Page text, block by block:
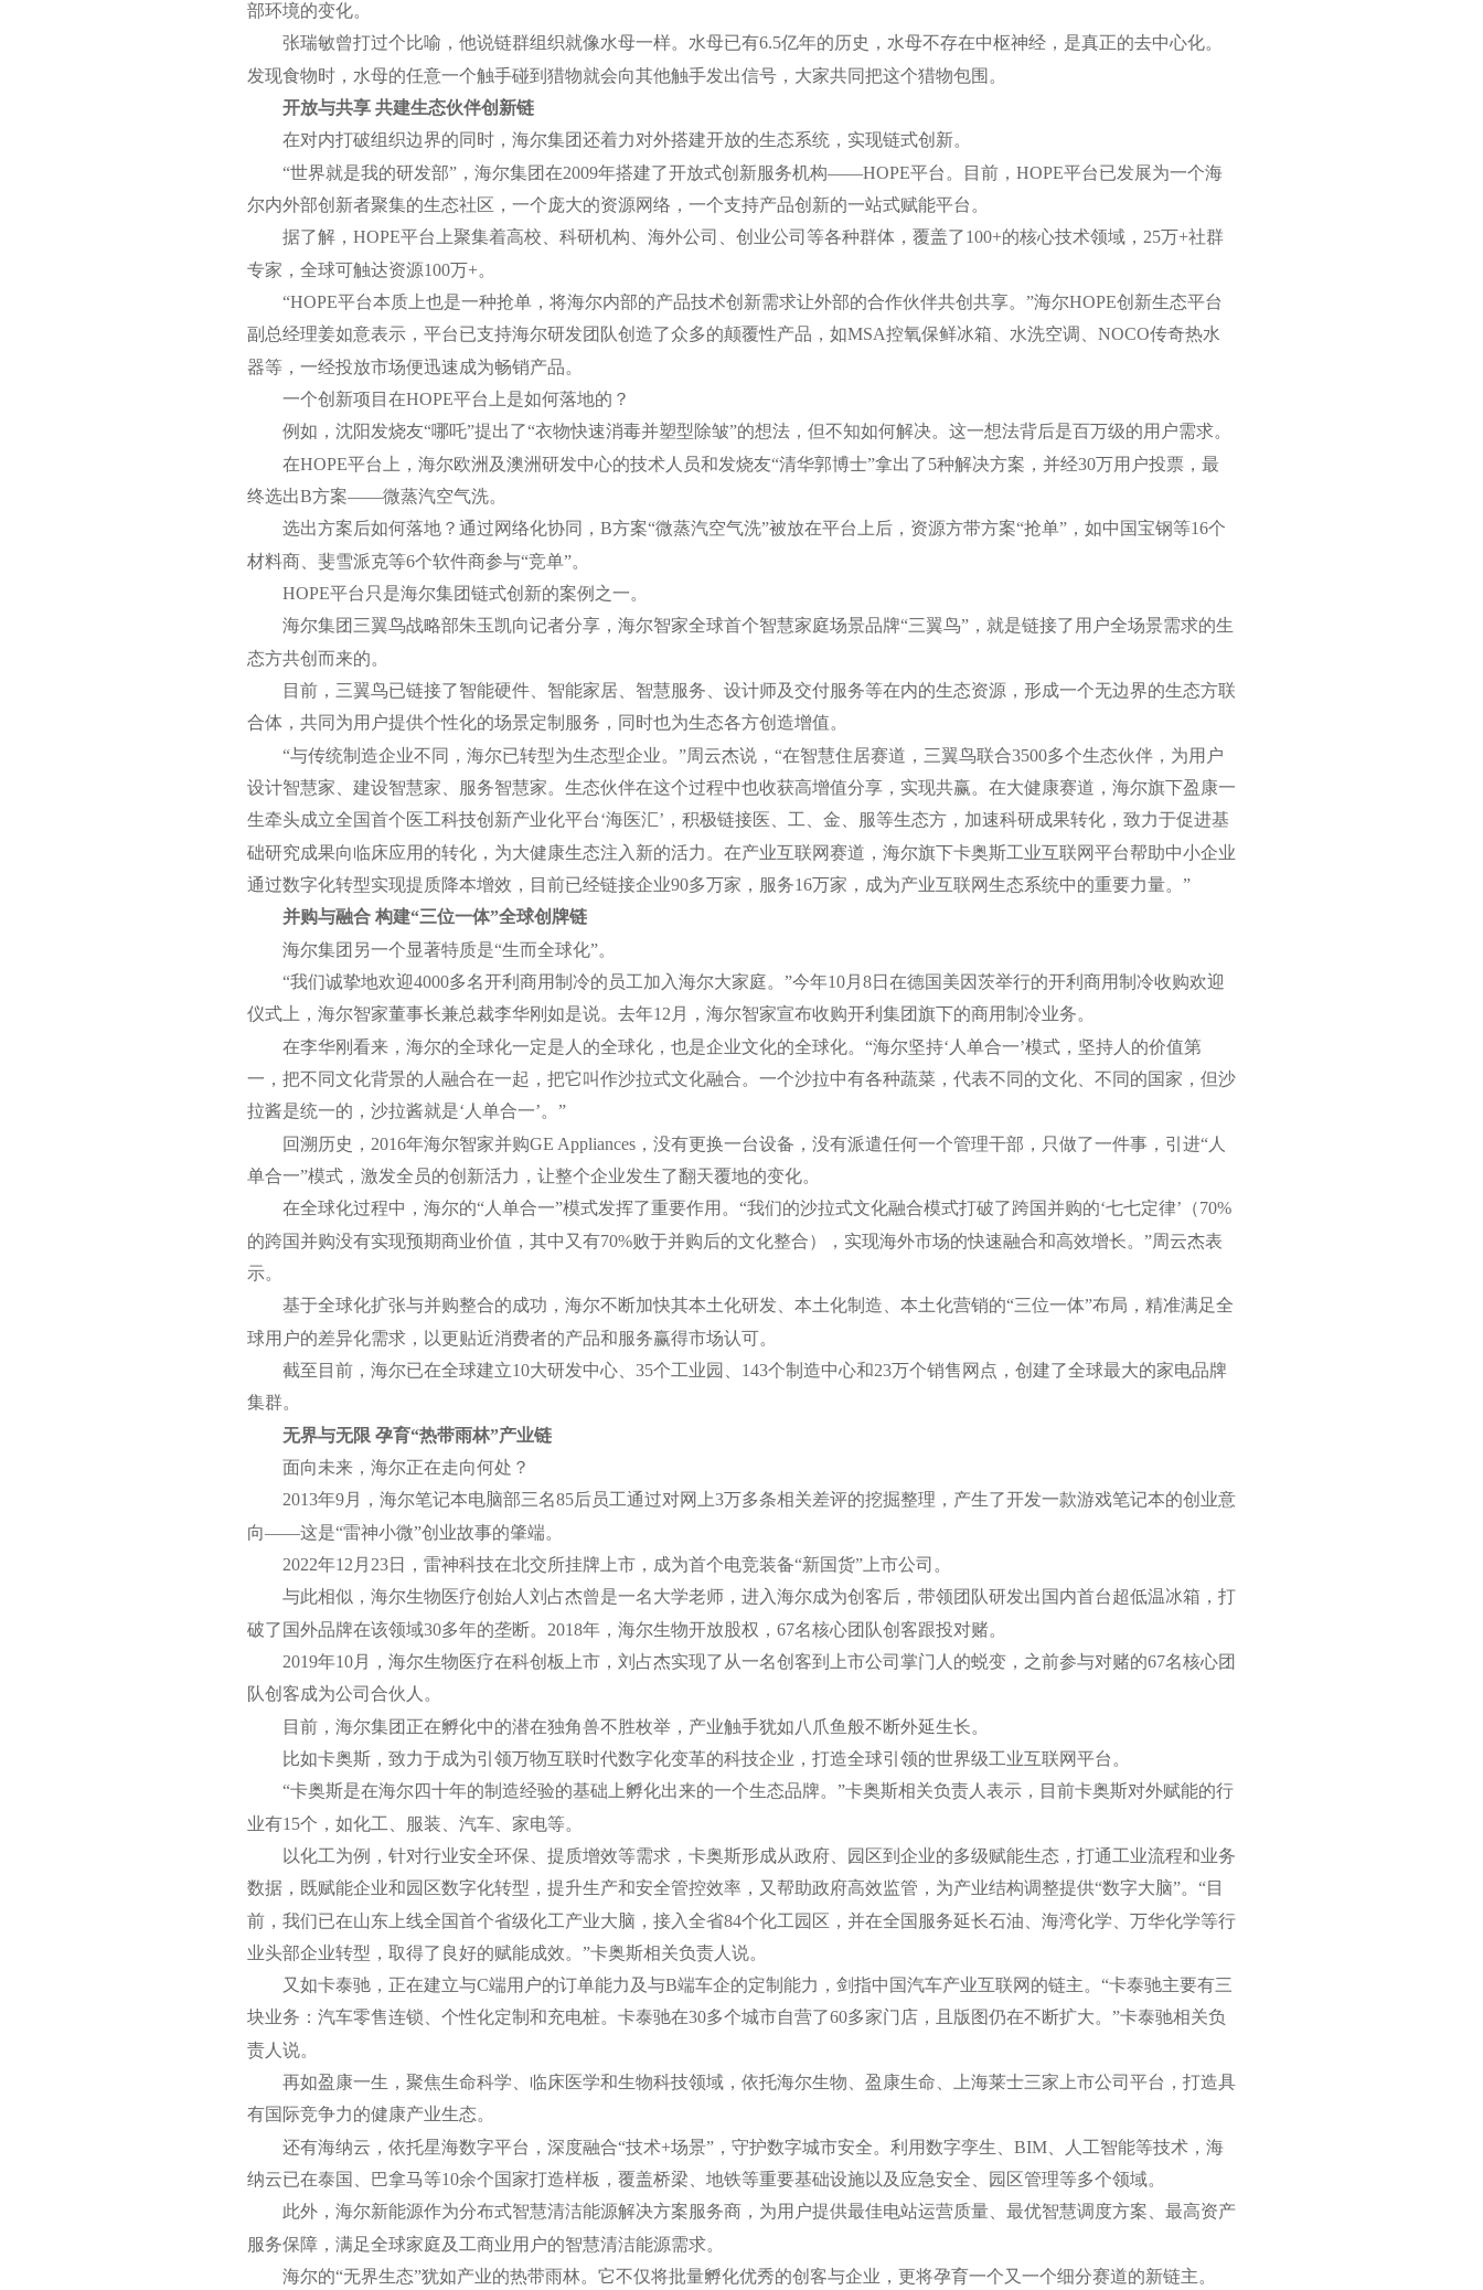
部环境的变化。
张瑞敏曾打过个比喻，他说链群组织就像水母一样。水母已有6.5亿年的历史，水母不存在中枢神经，是真正的去中心化。
发现食物时，水母的任意一个触手碰到猎物就会向其他触手发出信号，大家共同把这个猎物包围。
开放与共享 共建生态伙伴创新链
在对内打破组织边界的同时，海尔集团还着力对外搭建开放的生态系统，实现链式创新。
“世界就是我的研发部”，海尔集团在2009年搭建了开放式创新服务机构——HOPE平台。目前，HOPE平台已发展为一个海
尔内外部创新者聚集的生态社区，一个庞大的资源网络，一个支持产品创新的一站式赋能平台。
据了解，HOPE平台上聚集着高校、科研机构、海外公司、创业公司等各种群体，覆盖了100+的核心技术领域，25万+社群
专家，全球可触达资源100万+。
“HOPE平台本质上也是一种抢单，将海尔内部的产品技术创新需求让外部的合作伙伴共创共享。”海尔HOPE创新生态平台
副总经理姜如意表示，平台已支持海尔研发团队创造了众多的颠覆性产品，如MSA控氧保鲜冰箱、水洗空调、NOCO传奇热水
器等，一经投放市场便迅速成为畅销产品。
一个创新项目在HOPE平台上是如何落地的？
例如，沈阳发烧友“哪吒”提出了“衣物快速消毒并塑型除皱”的想法，但不知如何解决。这一想法背后是百万级的用户需求。
在HOPE平台上，海尔欧洲及澳洲研发中心的技术人员和发烧友“清华郭博士”拿出了5种解决方案，并经30万用户投票，最
终选出B方案——微蒸汽空气洗。
选出方案后如何落地？通过网络化协同，B方案“微蒸汽空气洗”被放在平台上后，资源方带方案“抢单”，如中国宝钢等16个
材料商、斐雪派克等6个软件商参与“竞单”。
HOPE平台只是海尔集团链式创新的案例之一。
海尔集团三翼鸟战略部朱玉凯向记者分享，海尔智家全球首个智慧家庭场景品牌“三翼鸟”，就是链接了用户全场景需求的生
态方共创而来的。
目前，三翼鸟已链接了智能硬件、智能家居、智慧服务、设计师及交付服务等在内的生态资源，形成一个无边界的生态方联
合体，共同为用户提供个性化的场景定制服务，同时也为生态各方创造增值。
“与传统制造企业不同，海尔已转型为生态型企业。”周云杰说，“在智慧住居赛道，三翼鸟联合3500多个生态伙伴，为用户
设计智慧家、建设智慧家、服务智慧家。生态伙伴在这个过程中也收获高增值分享，实现共赢。在大健康赛道，海尔旗下盈康一
生牵头成立全国首个医工科技创新产业化平台‘海医汇’，积极链接医、工、金、服等生态方，加速科研成果转化，致力于促进基
础研究成果向临床应用的转化，为大健康生态注入新的活力。在产业互联网赛道，海尔旗下卡奥斯工业互联网平台帮助中小企业
通过数字化转型实现提质降本增效，目前已经链接企业90多万家，服务16万家，成为产业互联网生态系统中的重要力量。”
并购与融合 构建“三位一体”全球创牌链
海尔集团另一个显著特质是“生而全球化”。
“我们诚挚地欢迎4000多名开利商用制冷的员工加入海尔大家庭。”今年10月8日在德国美因茨举行的开利商用制冷收购欢迎
仪式上，海尔智家董事长兼总裁李华刚如是说。去年12月，海尔智家宣布收购开利集团旗下的商用制冷业务。
在李华刚看来，海尔的全球化一定是人的全球化，也是企业文化的全球化。“海尔坚持‘人单合一’模式，坚持人的价值第
一，把不同文化背景的人融合在一起，把它叫作沙拉式文化融合。一个沙拉中有各种蔬菜，代表不同的文化、不同的国家，但沙
拉酱是统一的，沙拉酱就是‘人单合一’。”
回溯历史，2016年海尔智家并购GE Appliances，没有更换一台设备，没有派遣任何一个管理干部，只做了一件事，引进“人
单合一”模式，激发全员的创新活力，让整个企业发生了翻天覆地的变化。
在全球化过程中，海尔的“人单合一”模式发挥了重要作用。“我们的沙拉式文化融合模式打破了跨国并购的‘七七定律’（70%
的跨国并购没有实现预期商业价值，其中又有70%败于并购后的文化整合），实现海外市场的快速融合和高效增长。”周云杰表
示。
基于全球化扩张与并购整合的成功，海尔不断加快其本土化研发、本土化制造、本土化营销的“三位一体”布局，精准满足全
球用户的差异化需求，以更贴近消费者的产品和服务赢得市场认可。
截至目前，海尔已在全球建立10大研发中心、35个工业园、143个制造中心和23万个销售网点，创建了全球最大的家电品牌
集群。
无界与无限 孕育“热带雨林”产业链
面向未来，海尔正在走向何处？
2013年9月，海尔笔记本电脑部三名85后员工通过对网上3万多条相关差评的挖掘整理，产生了开发一款游戏笔记本的创业意
向——这是“雷神小微”创业故事的肇端。
2022年12月23日，雷神科技在北交所挂牌上市，成为首个电竞装备“新国货”上市公司。
与此相似，海尔生物医疗创始人刘占杰曾是一名大学老师，进入海尔成为创客后，带领团队研发出国内首台超低温冰箱，打
破了国外品牌在该领域30多年的垄断。2018年，海尔生物开放股权，67名核心团队创客跟投对赌。
2019年10月，海尔生物医疗在科创板上市，刘占杰实现了从一名创客到上市公司掌门人的蜕变，之前参与对赌的67名核心团
队创客成为公司合伙人。
目前，海尔集团正在孵化中的潜在独角兽不胜枚举，产业触手犹如八爪鱼般不断外延生长。
比如卡奥斯，致力于成为引领万物互联时代数字化变革的科技企业，打造全球引领的世界级工业互联网平台。
“卡奥斯是在海尔四十年的制造经验的基础上孵化出来的一个生态品牌。”卡奥斯相关负责人表示，目前卡奥斯对外赋能的行
业有15个，如化工、服装、汽车、家电等。
以化工为例，针对行业安全环保、提质增效等需求，卡奥斯形成从政府、园区到企业的多级赋能生态，打通工业流程和业务
数据，既赋能企业和园区数字化转型，提升生产和安全管控效率，又帮助政府高效监管，为产业结构调整提供“数字大脑”。“目
前，我们已在山东上线全国首个省级化工产业大脑，接入全省84个化工园区，并在全国服务延长石油、海湾化学、万华化学等行
业头部企业转型，取得了良好的赋能成效。”卡奥斯相关负责人说。
又如卡泰驰，正在建立与C端用户的订单能力及与B端车企的定制能力，剑指中国汽车产业互联网的链主。“卡泰驰主要有三
块业务：汽车零售连锁、个性化定制和充电桩。卡泰驰在30多个城市自营了60多家门店，且版图仍在不断扩大。”卡泰驰相关负
责人说。
再如盈康一生，聚焦生命科学、临床医学和生物科技领域，依托海尔生物、盈康生命、上海莱士三家上市公司平台，打造具
有国际竞争力的健康产业生态。
还有海纳云，依托星海数字平台，深度融合“技术+场景”，守护数字城市安全。利用数字孪生、BIM、人工智能等技术，海
纳云已在泰国、巴拿马等10余个国家打造样板，覆盖桥梁、地铁等重要基础设施以及应急安全、园区管理等多个领域。
此外，海尔新能源作为分布式智慧清洁能源解决方案服务商，为用户提供最佳电站运营质量、最优智慧调度方案、最高资产
服务保障，满足全球家庭及工商业用户的智慧清洁能源需求。
海尔的“无界生态”犹如产业的热带雨林。它不仅将批量孵化优秀的创客与企业，更将孕育一个又一个细分赛道的新链主。